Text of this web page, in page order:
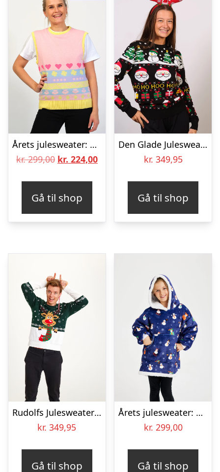
Årets julesweater: Påskevesten. Ugly Christmas Sweater lavet i Danmark
kr.299,00 Den
kr. 299,00.
kr. 224,00Den
kr. 224,00.
Gå til shop
Den Glade Julesweater – dame / kvinder.
kr. 349,95
Gå til shop
Rudolfs Julesweater Grøn – herre / mænd.
kr. 349,95
Gå til shop
Årets julesweater: Snemand Dreamhoodie Blå – Børn. Ugly Christmas Sweater lavet i Danmark
kr. 299,00
Gå til shop